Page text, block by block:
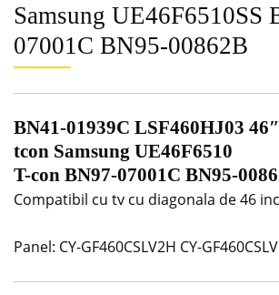
Samsung UE46F6510SS
07001C BN95-00862B
BN41-01939C LSF460HJ03 46″
tcon Samsung UE46F6510
T-con BN97-07001C BN95-
Compatibil cu tv cu diagonala de 46
Panel: CY-GF460CSLV2H CY-